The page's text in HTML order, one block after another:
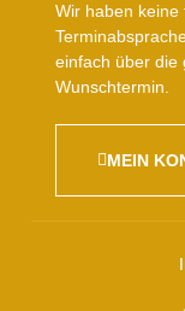
Wir haben keine
einfach über die
Wunschtermin.
MEIN